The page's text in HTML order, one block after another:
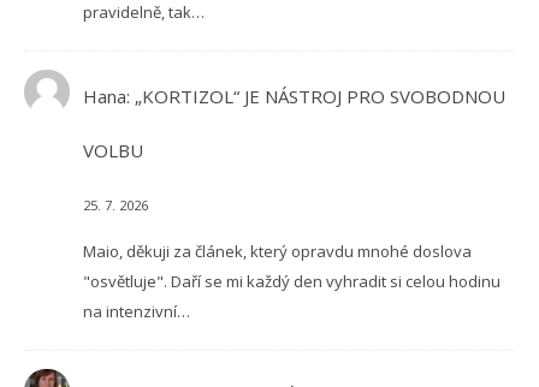
pravidelně, tak…
Hana: „KORTIZOL“ JE NÁSTROJ PRO SVOBODNOU
VOLBU
25. 7. 2026
Maio, děkuji za článek, který opravdu mnohé doslova
"osvětluje". Daří se mi každý den vyhradit si celou hodinu
na intenzivní…